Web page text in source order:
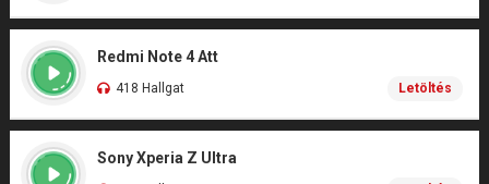
Redmi Note 4 Att
418 Hallgat Letöltés
Sony Xperia Z Ultra